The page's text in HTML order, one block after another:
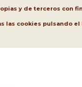
y de terceros
las cookies pulsando el